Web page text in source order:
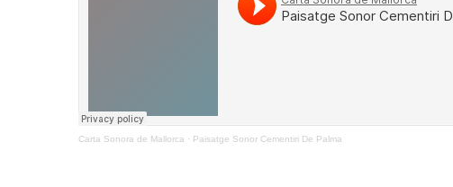
Carta Sonora de Mallorca · Paisatge Sonor Cementiri De Palma